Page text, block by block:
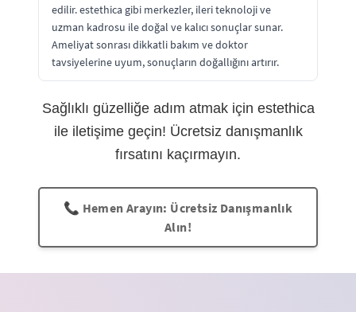
edilir. estethica gibi merkezler, ileri teknoloji ve
uzman kadrosu ile doğal ve kalıcı sonuçlar sunar.
Ameliyat sonrası dikkatli bakım ve doktor
tavsiyelerine uyum, sonuçların doğallığını artırır.
Sağlıklı güzelliğe adım atmak için estethica
ile iletişime geçin! Ücretsiz danışmanlık
fırsatını kaçırmayın.
📞 Hemen Arayın: Ücretsiz Danışmanlık
Alın!